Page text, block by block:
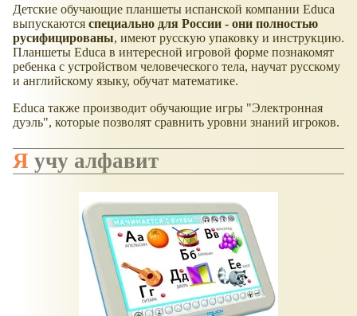
Детские обучающие планшеты испанской компании Educa
выпускаются специально для России - они полностью
русифицированы, имеют русскую упаковку и инструкцию.
Планшеты Educa в интересной игровой форме познакомят
ребенка с устройством человеческого тела, научат русскому
и английскому языку, обучат математике.
Educa также производит обучающие игры "Электронная
дуэль", которые позволят сравнить уровни знаний игроков.
Я учу алфавит